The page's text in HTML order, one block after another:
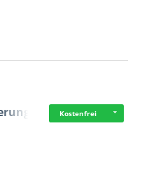
Kostenfrei